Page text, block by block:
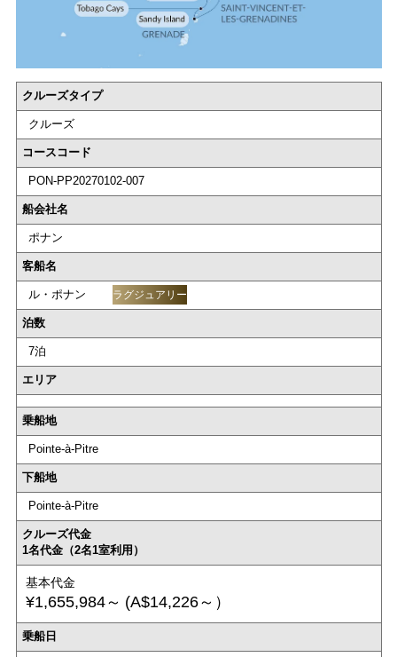
クルーズタイプ
クルーズ
コースコード
PON-PP20270102-007
船会社名
ポナン
客船名
ル・ポナン ラグジュアリー
泊数
7泊
エリア
乗船地
Pointe-à-Pitre
下船地
Pointe-à-Pitre
クルーズ代金
1名代金（2名1室利用）
基本代金
¥1,655,984～ (A$14,226～）
乗船日